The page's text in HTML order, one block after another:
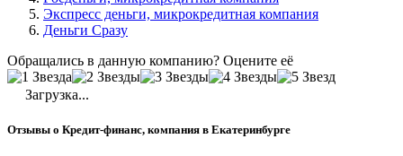
Экспресс деньги, микрокредитная компания
Деньги Сразу
Обращались в данную компанию? Оцените её
Загрузка...
Отзывы о Кредит-финанс, компания в Екатеринбурге